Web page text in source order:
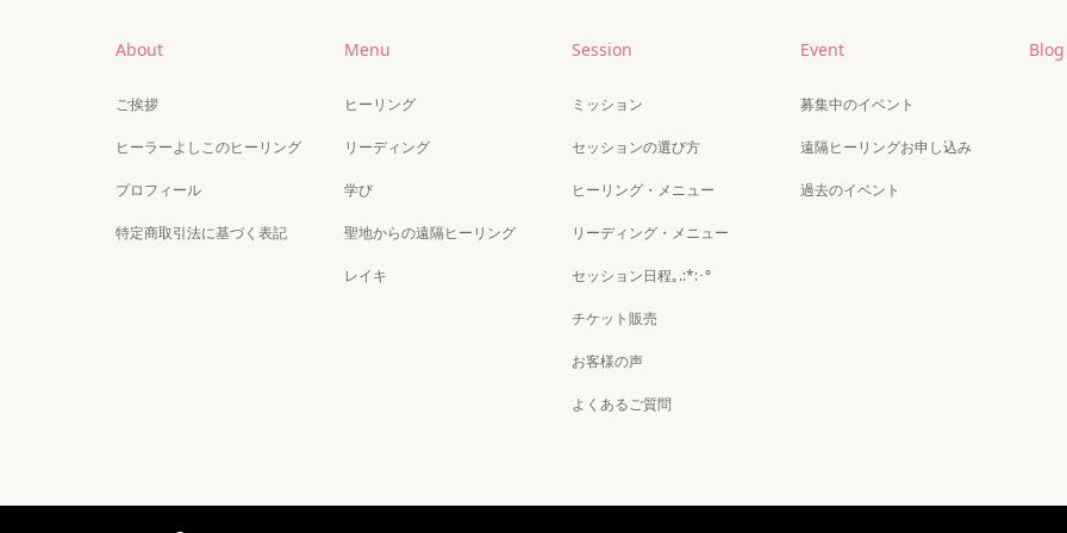
About
ご挨拶
ヒーラーよしこのヒーリング
プロフィール
特定商取引法に基づく表記
Menu
ヒーリング
リーディング
学び
聖地からの遠隔ヒーリング
レイキ
Session
ミッション
セッションの選び方
ヒーリング・メニュー
リーディング・メニュー
セッション日程｡.:*:･°
チケット販売
お客様の声
よくあるご質問
Event
募集中のイベント
遠隔ヒーリングお申し込み
過去のイベント
Blog